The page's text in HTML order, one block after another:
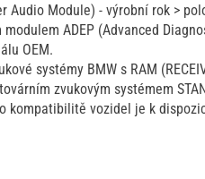
Audio Module) - výrobní rok >
modulem ADEP (Advanced
OEM.
systémy BMW s RAM
zvukovým systémem
kompatibilitě vozidel je k